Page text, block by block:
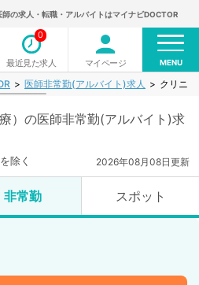
師の求人・転職・アルバイトはマイナビDOCTOR
最近見た求人
0
マイページ MENU
医師非常勤(アルバイト)求人 クリニ
）の医師非常勤(アルバイト)求
除く 2026年08月08日更新
非常勤 スポット